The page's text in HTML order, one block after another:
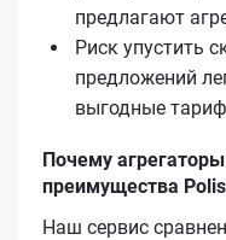
предлагают
Риск упустить
предложений
выгодные
Почему
преимущества
Наш сервис